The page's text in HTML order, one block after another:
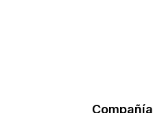
Compañía